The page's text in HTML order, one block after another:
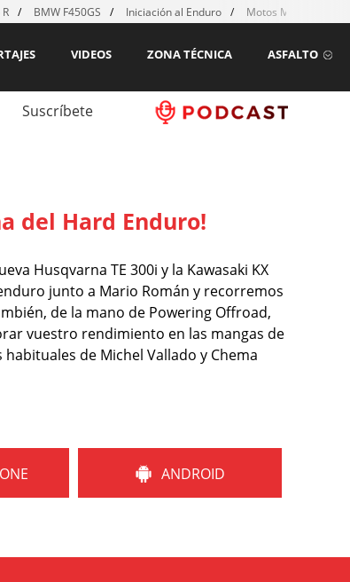
BMW F450GS Iniciación al Enduro Motos MX para
ASFALTO
ZONA TÉCNICA
VIDEOS
Suscríbete
del Hard Enduro!
Husqvarna TE 300i y la Kawasaki KX
junto a Mario Román y recorremos
de la mano de Powering Offroad,
vuestro rendimiento en las mangas de
de Michel Vallado y Chema
ANDROID